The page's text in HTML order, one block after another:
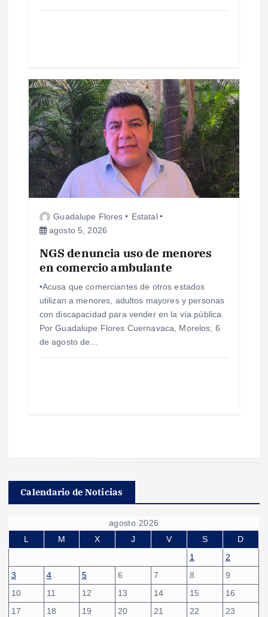
a
s
Guadalupe Flores
Estatal
agosto 5, 2026
NGS denuncia uso de menores
en comercio ambulante
•Acusa que comerciantes de otros estados
utilizan a menores, adultos mayores y personas
con discapacidad para vender en la vía pública.
Por Guadalupe Flores Cuernavaca, Morelos; 6
de agosto de…
Calendario de Noticias
agosto 2026
L
M X J V S
D
1
2
3
4 5 6 7 8
9
10
11 12 13 14 15
16
17
18 19 20 21 22
23